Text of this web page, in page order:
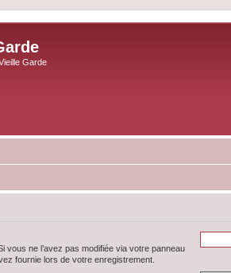
Garde
ne l’avez pas modifiée via votre panneau
fournie lors de votre enregistrement.